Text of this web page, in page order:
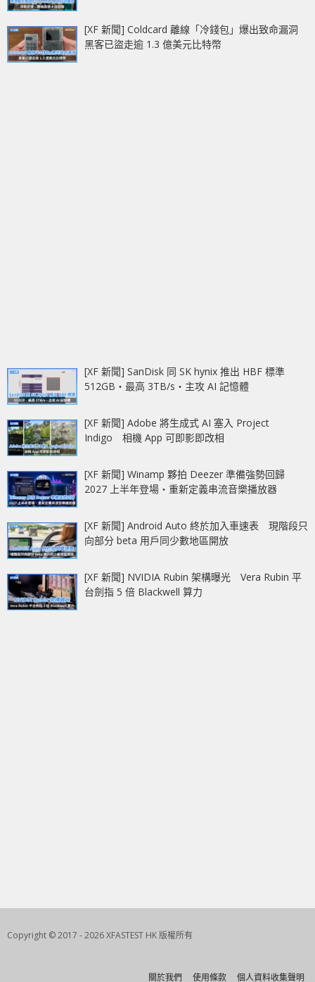
[XF 新聞] Coldcard 離線「冷錢包」爆出致命漏洞
黑客已盜走逾 1.3 億美元比特幣
[XF 新聞] SanDisk 同 SK hynix 推出 HBF 標準
512GB‧最高 3TB/s‧主攻 AI 記憶體
[XF 新聞] Adobe 將生成式 AI 塞入 Project
Indigo 相機 App 可即影即改相
[XF 新聞] Winamp 夥拍 Deezer 準備強勢回歸
2027 上半年登場‧重新定義串流音樂播放器
[XF 新聞] Android Auto 終於加入車速表 現階段只
向部分 beta 用戶同少數地區開放
[XF 新聞] NVIDIA Rubin 架構曝光 Vera Rubin 平
台劍指 5 倍 Blackwell 算力
Copyright © 2017 - 2026 XFASTEST HK 版權所有
關於我們 使用條款 個人資料收集聲明